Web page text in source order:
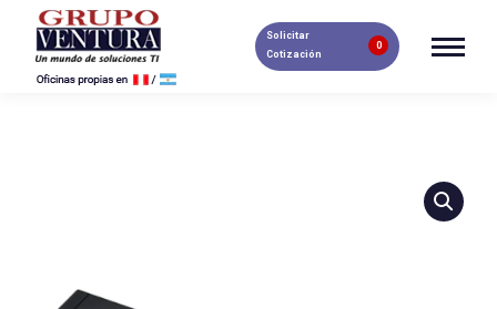
Solicitar
Cotización
0